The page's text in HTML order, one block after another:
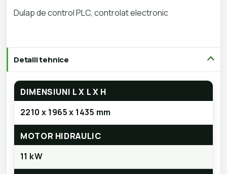
Dulap de control PLC, controlat electronic
Detalii tehnice
DIMENSIUNI L X L X H
2210 x 1965 x 1435 mm
MOTOR HIDRAULIC
11 kW